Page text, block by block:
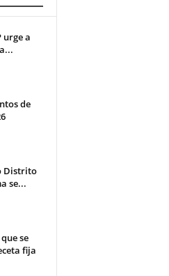
urge a
de
Distrito
se...
se
fija